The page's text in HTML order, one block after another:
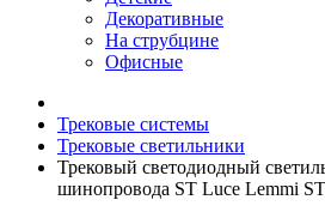
Декоративные
На струбцине
Офисные
Трековые системы
Трековые светильники
Трековый светодиодный
шинопровода ST Luce Lemmi